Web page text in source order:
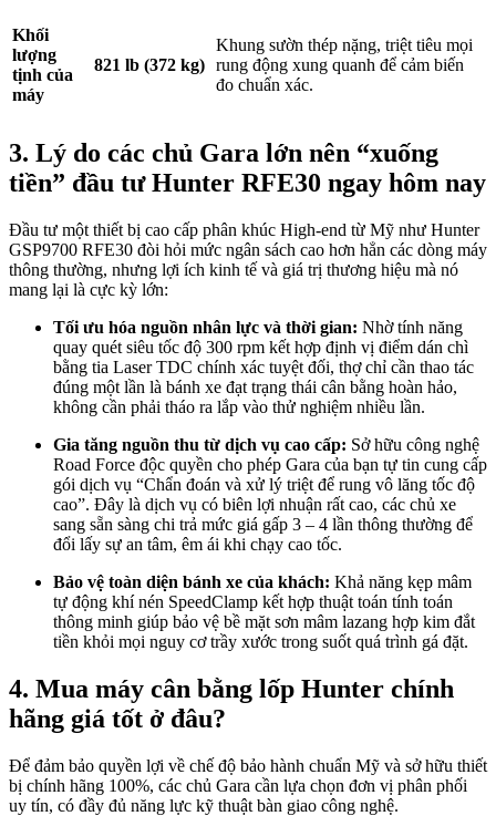
Khối
lượng
tịnh của
máy
821 lb (372 kg)
Khung sườn thép nặng, triệt tiêu mọi
rung động xung quanh để cảm biến
đo chuẩn xác.
3. Lý do các chủ Gara lớn nên “xuống
tiền” đầu tư Hunter RFE30 ngay hôm nay
Đầu tư một thiết bị cao cấp phân khúc High-end từ Mỹ như Hunter
GSP9700 RFE30 đòi hỏi mức ngân sách cao hơn hẳn các dòng máy
thông thường, nhưng lợi ích kinh tế và giá trị thương hiệu mà nó
mang lại là cực kỳ lớn:
Tối ưu hóa nguồn nhân lực và thời gian: Nhờ tính năng
quay quét siêu tốc độ 300 rpm kết hợp định vị điểm dán chì
bằng tia Laser TDC chính xác tuyệt đối, thợ chỉ cần thao tác
đúng một lần là bánh xe đạt trạng thái cân bằng hoàn hảo,
không cần phải tháo ra lắp vào thử nghiệm nhiều lần.
Gia tăng nguồn thu từ dịch vụ cao cấp: Sở hữu công nghệ
Road Force độc quyền cho phép Gara của bạn tự tin cung cấp
gói dịch vụ “Chẩn đoán và xử lý triệt để rung vô lăng tốc độ
cao”. Đây là dịch vụ có biên lợi nhuận rất cao, các chủ xe
sang sẵn sàng chi trả mức giá gấp 3 – 4 lần thông thường để
đổi lấy sự an tâm, êm ái khi chạy cao tốc.
Bảo vệ toàn diện bánh xe của khách: Khả năng kẹp mâm
tự động khí nén SpeedClamp kết hợp thuật toán tính toán
thông minh giúp bảo vệ bề mặt sơn mâm lazang hợp kim đắt
tiền khỏi mọi nguy cơ trầy xước trong suốt quá trình gá đặt.
4. Mua máy cân bằng lốp Hunter chính
hãng giá tốt ở đâu?
Để đảm bảo quyền lợi về chế độ bảo hành chuẩn Mỹ và sở hữu thiết
bị chính hãng 100%, các chủ Gara cần lựa chọn đơn vị phân phối
uy tín, có đầy đủ năng lực kỹ thuật bàn giao công nghệ.